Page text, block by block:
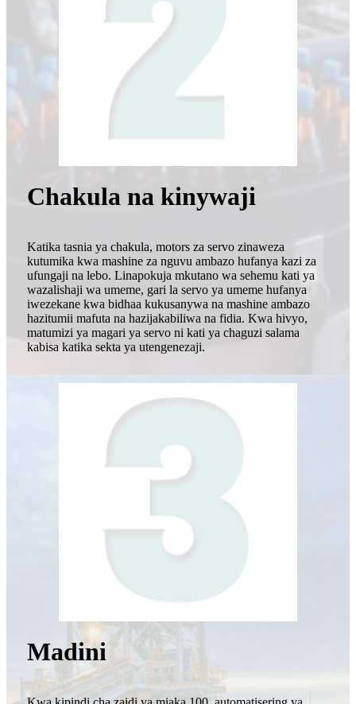
Chakula na kinywaji
Katika tasnia ya chakula, motors za servo zinaweza
kutumika kwa mashine za nguvu ambazo hufanya kazi za
ufungaji na lebo. Linapokuja mkutano wa sehemu kati ya
wazalishaji wa umeme, gari la servo ya umeme hufanya
iwezekane kwa bidhaa kukusanywa na mashine ambazo
hazitumii mafuta na hazijakabiliwa na fidia. Kwa hivyo,
matumizi ya magari ya servo ni kati ya chaguzi salama
kabisa katika sekta ya utengenezaji.
Madini